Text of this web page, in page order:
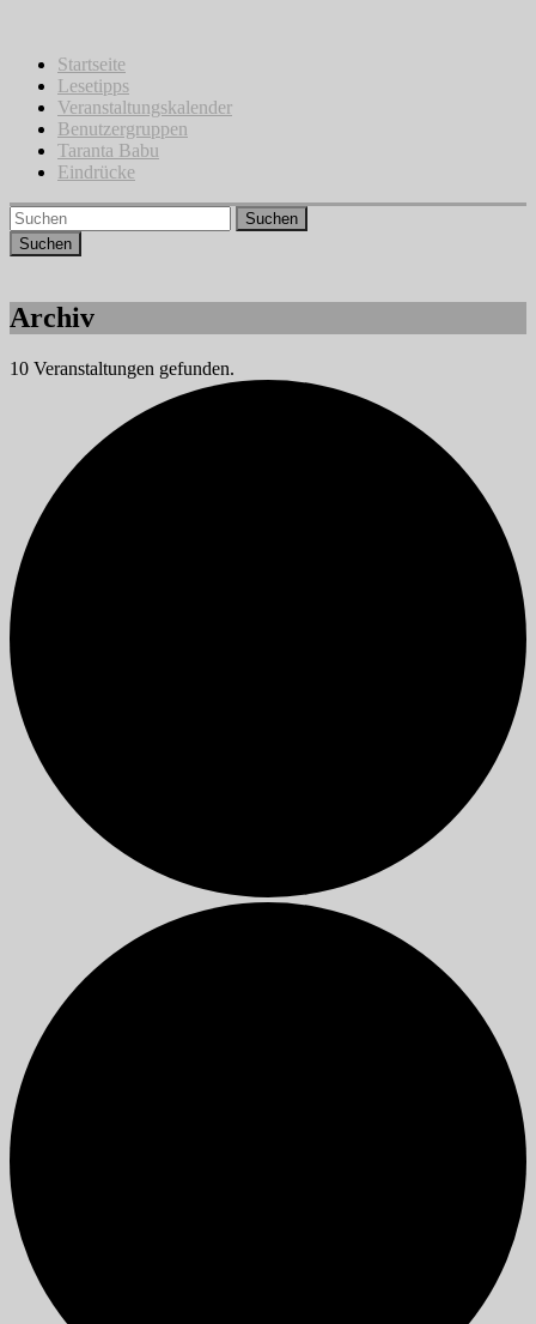
springenStartseite
Lesetipps
Veranstaltungskalender
Benutzergruppen
Taranta Babu
Eindrücke
Suchen
Archiv
10 Veranstaltungen gefunden.